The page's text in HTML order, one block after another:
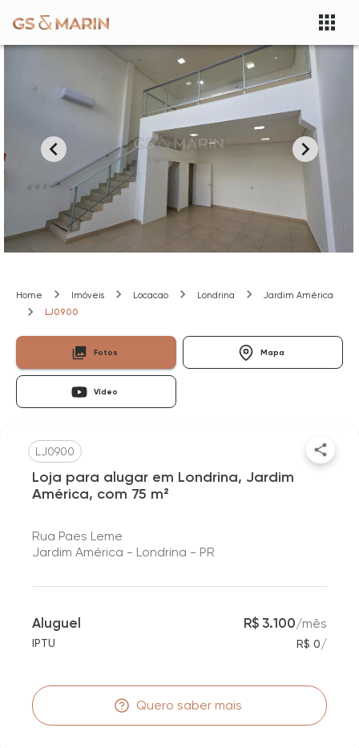
Home Imóveis Locacao Londrina
Jardim América
LJ0900
Fotos Mapa
Vídeo
LJ0900
Loja para alugar em Londrina, Jardim
América, com 75 m²
Rua Paes Leme
Jardim América - Londrina - PR
Aluguel R$ 3.100/mês
IPTU R$ 0/
Quero saber mais